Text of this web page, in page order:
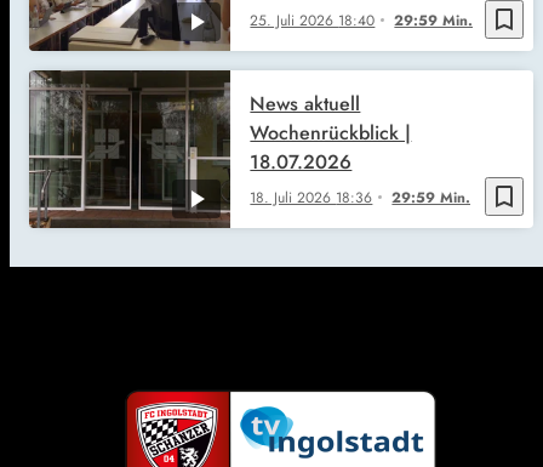
bookmark_border
25. Juli 2026 18:40 29:59 Min.
bookmark_border
18. Juli 2026 18:36 29:59 Min.
News aktuell
Wochenrückblick |
18.07.2026